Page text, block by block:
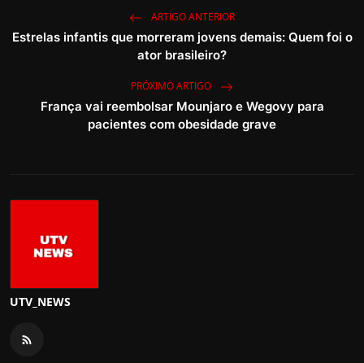
ARTIGO ANTERIOR
Estrelas infantis que morreram jovens demais: Quem foi o
ator brasileiro?
PRÓXIMO ARTIGO
França vai reembolsar Mounjaro e Wegovy para
pacientes com obesidade grave
UTV_NEWS